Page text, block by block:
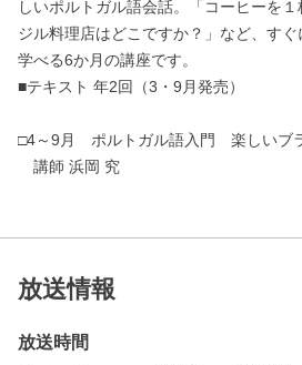
しいポルトガル語会話。「コーヒーを
ジル料理店はどこですか？」など、す
学べる6か月の講座です。
■テキスト 年2回（3・9月発売）
□4～9月 ポルトガル語入門 楽しいブ
講師 浜岡 究
放送情報
放送時間